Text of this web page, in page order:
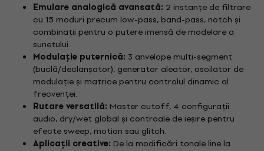
Emulare analogică avansată: 2 instanțe de filtrare
cu 15 moduri precum low-pass, band-pass, notch și
combinații pentru o putere imensă de modelare a
sunetului.
Modulație puternică: 3 anvelope multi-segment
(buclă/declanșator), generator aleator, oscilator de
modulație și matrice pentru controlul dinamic al
frecvenței.
Rutare versatilă: Master cutoff, 4 configurații
audio, dry/wet global și controale de ieșire pentru
efecte sweep, motion sau glitch.
Aplicații creative: De la modificări tonale line la